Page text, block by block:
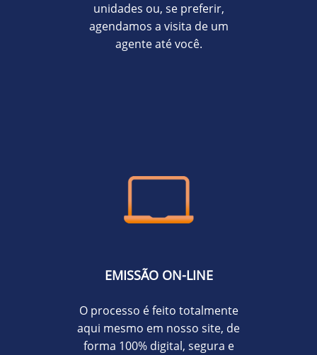
unidades ou, se preferir,
agendamos a visita de um
agente até você.
EMISSÃO ON-LINE
O processo é feito totalmente
aqui mesmo em nosso site, de
forma 100% digital, segura e